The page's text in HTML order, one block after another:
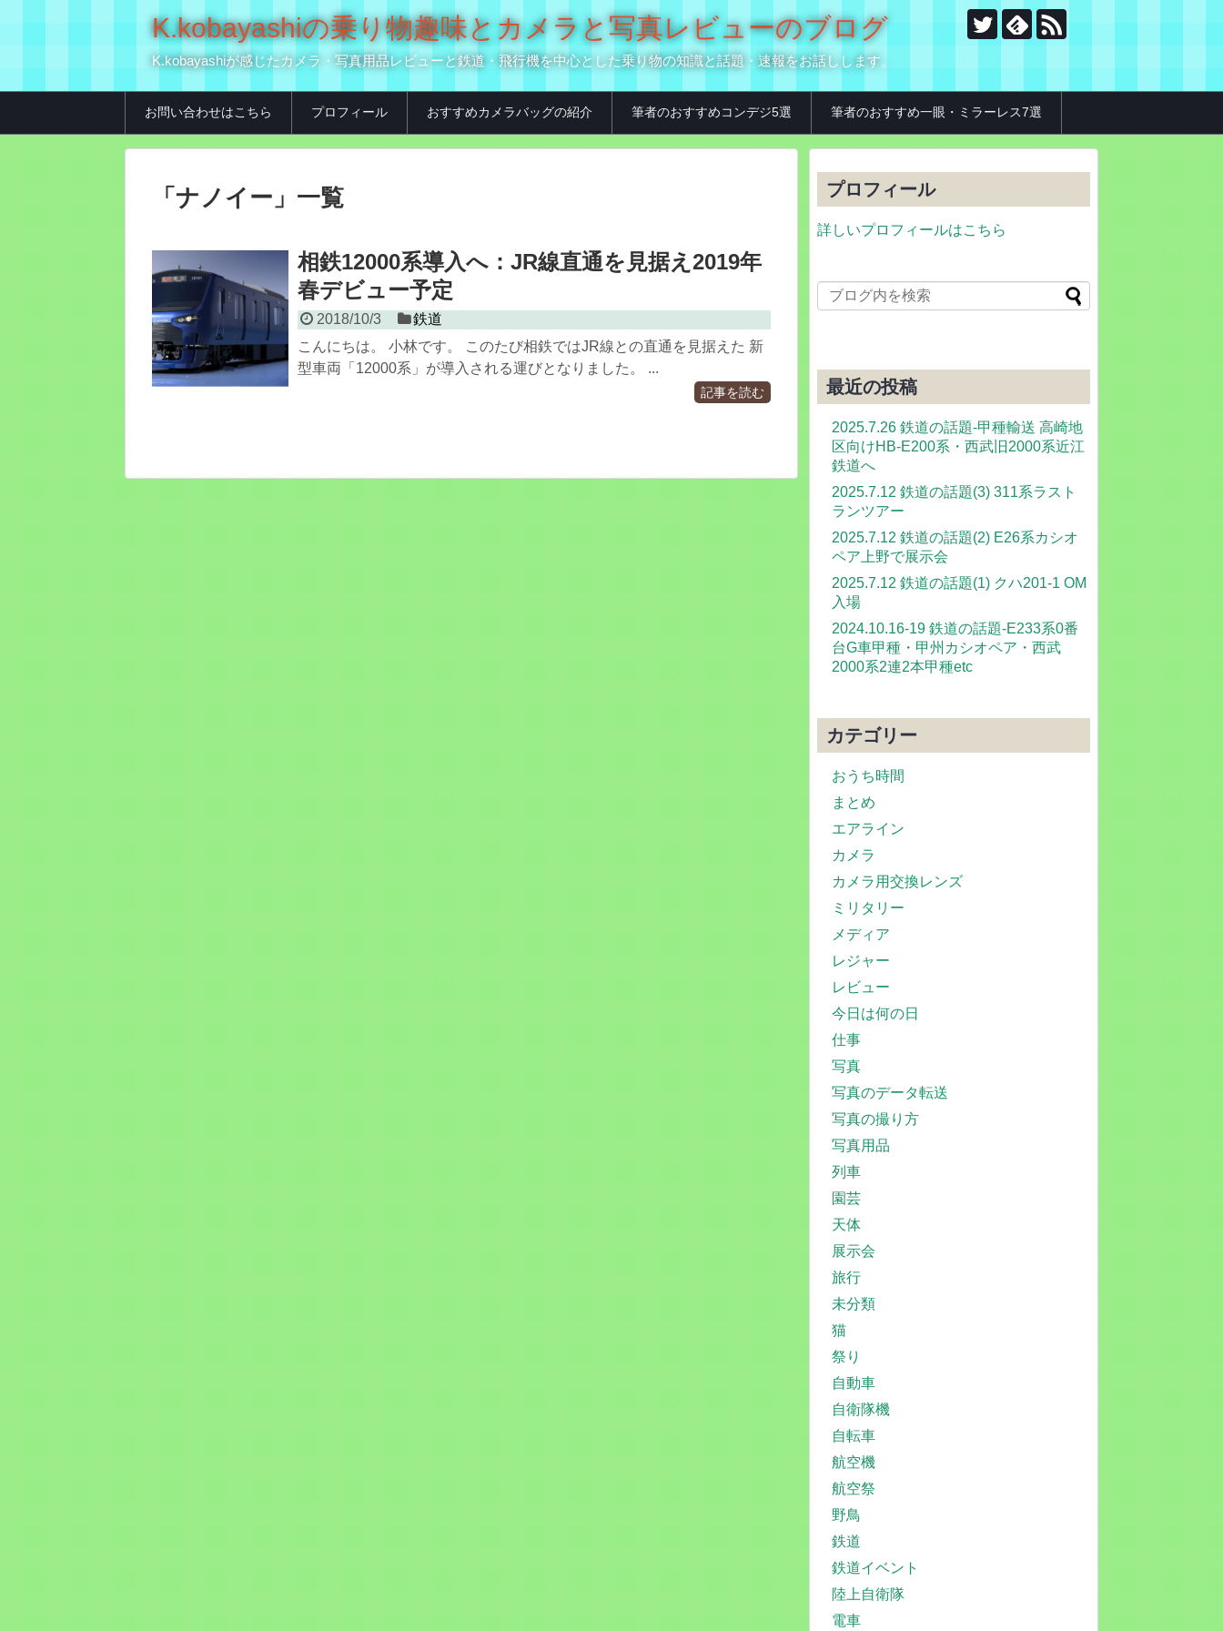
K.kobayashiの乗り物趣味とカメラと写真レビューのブログ
K.kobayashiが感じたカメラ・写真用品レビューと鉄道・飛行機を中心とした乗り物の知識と話題・速報をお話しします。
お問い合わせはこちら プロフィール おすすめカメラバッグの紹介 筆者のおすすめコンデジ5選 筆者のおすすめ一眼・ミラーレス7選
「 ナノイー 」 一覧
相鉄12000系導入へ：JR線直通を見据え2019年
春デビュー予定
2018/10/3
鉄道
こんにちは。 小林です。 このたび相鉄ではJR線との直通を見据えた 新
型車両「12000系」が導入される運びとなりました。 ...
記事を読む
プロフィール
詳しいプロフィールはこちら
最近の投稿
2025.7.26 鉄道の話題-甲種輸送 高崎地
区向けHB-E200系・西武旧2000系近江
鉄道へ
2025.7.12 鉄道の話題(3) 311系ラスト
ランツアー
2025.7.12 鉄道の話題(2) E26系カシオ
ペア上野で展示会
2025.7.12 鉄道の話題(1) クハ201-1 OM
入場
2024.10.16-19 鉄道の話題-E233系0番
台G車甲種・甲州カシオペア・西武
2000系2連2本甲種etc
カテゴリー
おうち時間
まとめ
エアライン
カメラ
カメラ用交換レンズ
ミリタリー
メディア
レジャー
レビュー
今日は何の日
仕事
写真
写真のデータ転送
写真の撮り方
写真用品
列車
園芸
天体
展示会
旅行
未分類
猫
祭り
自動車
自衛隊機
自転車
航空機
航空祭
野鳥
鉄道
鉄道イベント
陸上自衛隊
電車